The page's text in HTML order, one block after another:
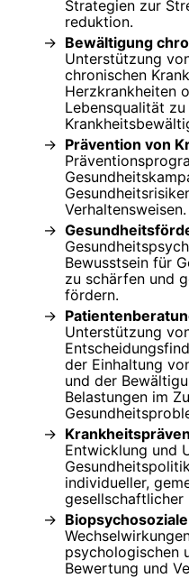
Strategien zur
reduktion.
Bewältigung
Unterstützung
chronischen
Herzkrankheiten
Lebensqualität
Prävention von
Verhaltensweisen.
Bewusstsein für
zu schärfen und
fördern.
Unterstützung
der Einhaltung
und der
Belastungen im
Entwicklung und
individueller,
gesellschaftlicher
psychologischen
Bewertung und